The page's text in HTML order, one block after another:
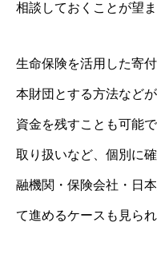
相談しておくことが望
生命保険を活用した寄
本財団とする方法など
資金を残すことも可能
取り扱いなど、個別に
融機関・保険会社・日
て進めるケースも見られ